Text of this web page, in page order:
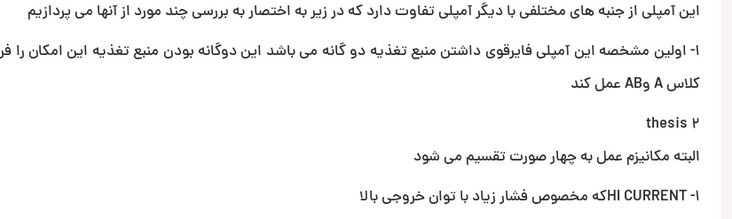
این آمپلی از جنبه های مختلفی با دیگر آمپلی تفاوت دارد که در زیر به اختصار به بررسی چند مورد از آنها می پردازیم
1- اولین مشخصه این آمپلی فایرقوی داشتن منبع تغذیه دو گانه می باشد این دوگانه بودن منبع تغذیه این امکان را
کلاس A وAB عمل کند
thesis 2
البته مکانیزم عمل به چهار صورت تقسیم می شود
1- HI CURRENTکه مخصوص فشار زیاد با توان خروجی بالا